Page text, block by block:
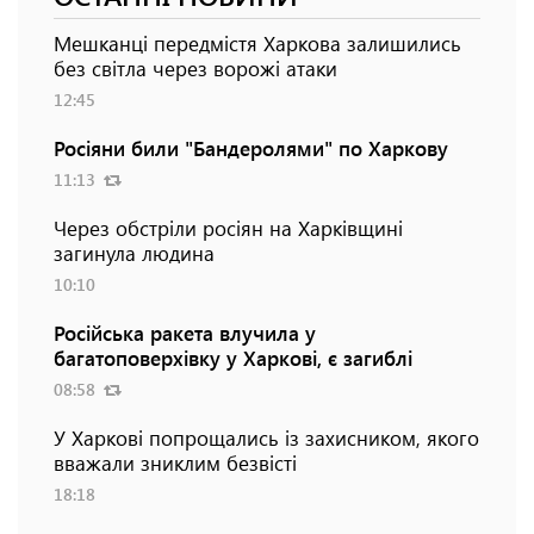
Мешканці передмістя Харкова залишились
без світла через ворожі атаки
12:45
Росіяни били "Бандеролями" по Харкову
11:13
Через обстріли росіян на Харківщині
загинула людина
10:10
Російська ракета влучила у
багатоповерхівку у Харкові, є загиблі
08:58
У Харкові попрощались із захисником, якого
вважали зниклим безвісті
18:18